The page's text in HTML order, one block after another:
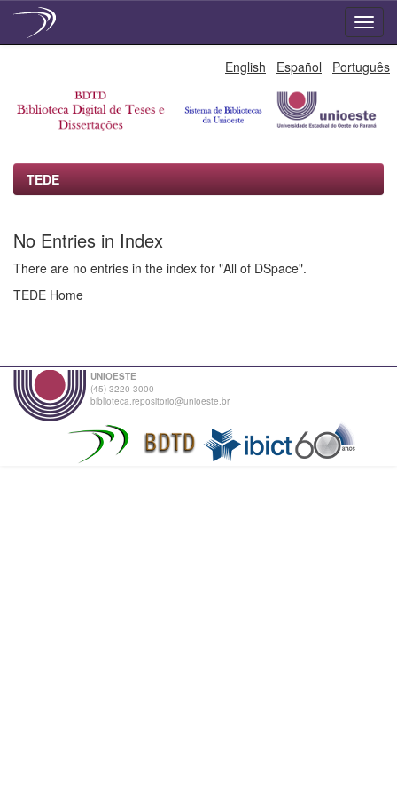
English Español Português
TEDE
No Entries in Index
There are no entries in the index for "All of DSpace".
TEDE Home
UNIOESTE
(45) 3220-3000
biblioteca.repositorio@unioeste.br